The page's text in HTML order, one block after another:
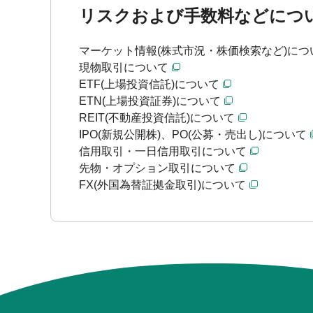
リスクおよび手数料などにつ
マーケット情報(株式市況・株価検索など)につ
現物取引について
ETF(上場投資信託)について
ETN(上場投資証券)について
REIT(不動産投資信託)について
IPO(新規公開株)、PO(公募・売出し)について
信用取引・一日信用取引について
先物・オプション取引について
FX(外国為替証拠金取引)について